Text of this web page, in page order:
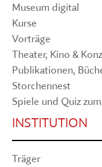
Museum digital
Kurse
Vorträge
Theater, Kino &
Publikationen,
Storchennest
Spiele und Quiz
INSTITUTION
Träger